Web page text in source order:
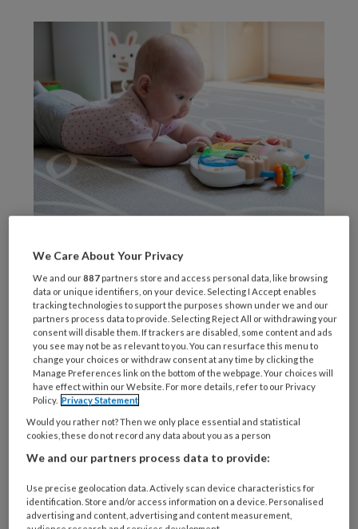
Om
REGISTREREN
Wil je dit artikel lezen?
Maak gratis een account aan en lees 2
artikelen gratis per maand
Al een account of abonnement?Log dan in
Wat
We Care About Your Privacy
We and our887 partners store and access personal data, like browsing
data or unique identifiers, on your device. Selecting I Accept enables
tracking technologies to support the purposes shown under we and our
partners process data to provide. Selecting Reject All or withdrawing your
consent will disable them. If trackers are disabled, some content and ads
you see may not be as relevant to you. You can resurface this menu to
change your choices or withdraw consent at any time by clicking the
Manage Preferences link on the bottom of the webpage. Your choices will
have effect within our Website. For more details, refer to our Privacy
Policy. Privacy Statement
Would you rather not? Then we only place essential and statistical
cookies, these do not record any data about you as a person
We and our partners process data to provide:
Use precise geolocation data. Actively scan device characteristics for
identification. Store and/or access information on a device. Personalised
advertising and content, advertising and content measurement,